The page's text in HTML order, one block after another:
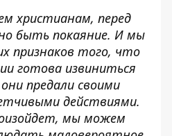
христианам, перед
быть покаяние. И мы
признаков того, что
готова извиниться
предали своими
действиями.
мы можем